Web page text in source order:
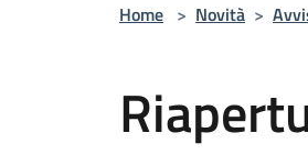
Home > Novità >